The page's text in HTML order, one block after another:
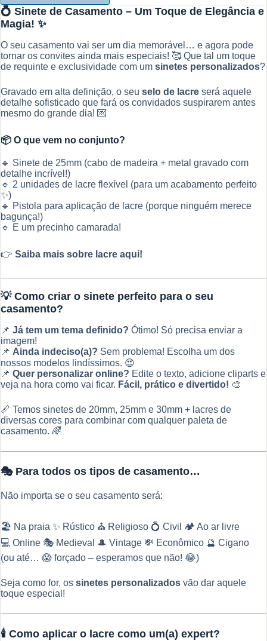
Casamento
-
Conjunto
A
opção
💍 Sinete de Casamento – Um Toque de Elegância e
Magia! ✨
O seu casamento vai ser um dia memorável… e agora pode
tornar os convites ainda mais especiais! 🥰 Que tal um toque
de requinte e exclusividade com um sinetes personalizados?
Gravado em alta definição, o seu selo de lacre será aquele
detalhe sofisticado que fará os convidados suspirarem antes
mesmo do grande dia! 💌
📦 O que vem no conjunto?
🔹 Sinete de 25mm (cabo de madeira + metal gravado com
detalhe incrível!)
🔹 2 unidades de lacre flexível (para um acabamento perfeito
✨)
🔹 Pistola para aplicação de lacre (porque ninguém merece
bagunça!)
🔹 E um precinho camarada!
👉 Saiba mais sobre lacre aqui!
💡 Como criar o sinete perfeito para o seu
casamento?
📌 Já tem um tema definido? Ótimo! Só precisa enviar a
imagem!
📌 Ainda indeciso(a)? Sem problema! Escolha um dos
nossos modelos lindíssimos. 😍
📌 Quer personalizar online? Edite o texto, adicione cliparts e
veja na hora como vai ficar. Fácil, prático e divertido! 🎨
📏 Temos sinetes de 20mm, 25mm e 30mm + lacres de
diversas cores para combinar com qualquer paleta de
casamento. 🌈
🎭 Para todos os tipos de casamento…
Não importa se o seu casamento será:
🏖️ Na praia ✨ Rústico ⛪ Religioso 💍 Civil 🏕️ Ao ar livre
💻 Online 🎭 Medieval 🎩 Vintage 💸 Econômico 🔮 Cigano
(ou até… 😱 forçado – esperamos que não! 😂)
Seja como for, os sinetes personalizados vão dar aquele
toque especial!
🕯️ Como aplicar o lacre como um(a) expert?